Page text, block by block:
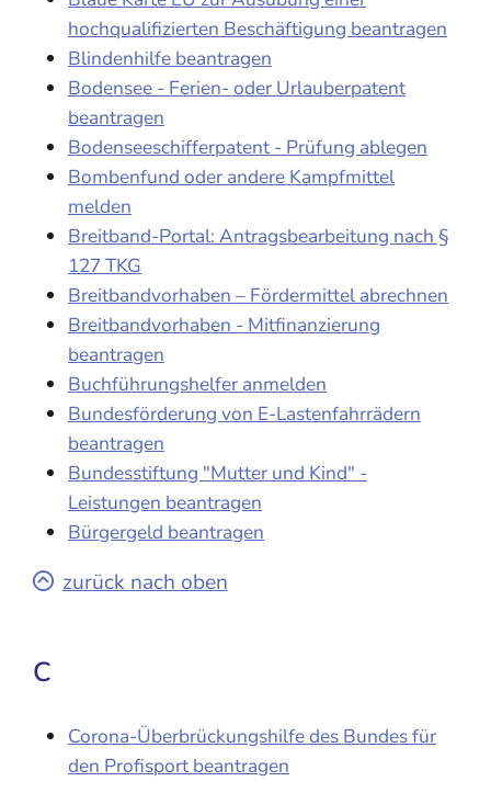
hochqualifizierten Beschäftigung beantragen
Blindenhilfe beantragen
Bodensee - Ferien- oder Urlauberpatent
beantragen
Bodenseeschifferpatent - Prüfung ablegen
Bombenfund oder andere Kampfmittel
melden
Breitband-Portal: Antragsbearbeitung nach §
127 TKG
Breitbandvorhaben – Fördermittel abrechnen
Breitbandvorhaben - Mitfinanzierung
beantragen
Buchführungshelfer anmelden
Bundesförderung von E-Lastenfahrrädern
beantragen
Bundesstiftung "Mutter und Kind" -
Leistungen beantragen
Bürgergeld beantragen
zurück nach oben
C
Corona-Überbrückungshilfe des Bundes für
den Profisport beantragen